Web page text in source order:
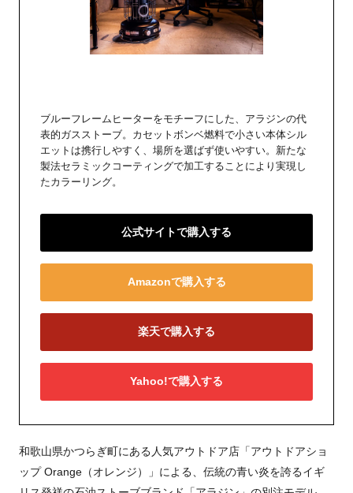
ブルーフレームヒーターをモチーフにした、アラジンの代
表的ガスストーブ。カセットボンベ燃料で小さい本体シル
エットは携行しやすく、場所を選ばず使いやすい。新たな
製法セラミックコーティングで加工することにより実現し
たカラーリング。
公式サイトで購入する
Amazonで購入する
楽天で購入する
Yahoo!で購入する
和歌山県かつらぎ町にある人気アウトドア店「アウトドアショ
ップ Orange（オレンジ）」による、伝統の青い炎を誇るイギ